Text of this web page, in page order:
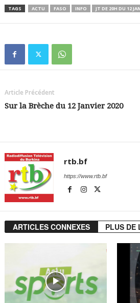
TAGS ACTU FASO INFO JT DE 20H DU 12
Article Précédent
Sur la Brèche du 12 Janvier 2020
rtb.bf
https://www.rtb.bf
ARTICLES CONNEXES PLUS DE